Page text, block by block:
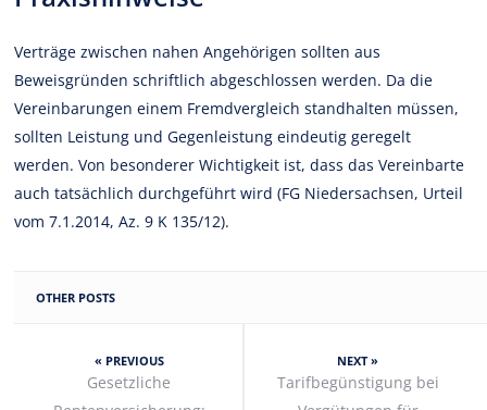
Verträge zwischen nahen Angehörigen sollten aus
Beweisgründen schriftlich abgeschlossen werden. Da die
Vereinbarungen einem Fremdvergleich standhalten müssen,
sollten Leistung und Gegenleistung eindeutig geregelt
werden. Von besonderer Wichtigkeit ist, dass das Vereinbarte
auch tatsächlich durchgeführt wird (FG Niedersachsen, Urteil
vom 7.1.2014, Az. 9 K 135/12).
OTHER POSTS
« PREVIOUS
Gesetzliche
NEXT »
Tarifbegünstigung bei